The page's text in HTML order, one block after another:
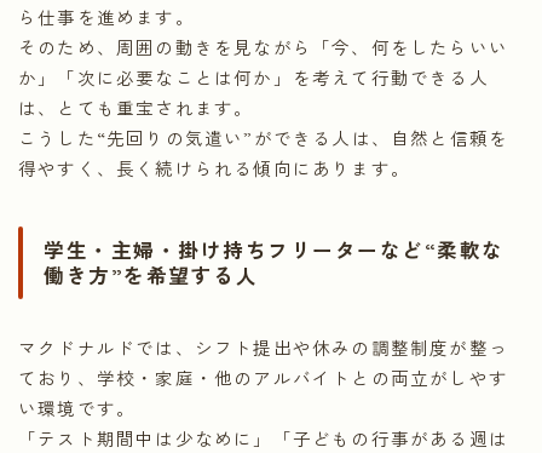
ら仕事を進めます。
そのため、周囲の動きを見ながら「今、何をしたらいい
か」「次に必要なことは何か」を考えて行動できる人
は、とても重宝されます。
こうした“先回りの気遣い”ができる人は、自然と信頼を
得やすく、長く続けられる傾向にあります。
学生・主婦・掛け持ちフリーターなど“柔軟な
働き方”を希望する人
マクドナルドでは、シフト提出や休みの調整制度が整っ
ており、学校・家庭・他のアルバイトとの両立がしやす
い環境です。
「テスト期間中は少なめに」「子どもの行事がある週は